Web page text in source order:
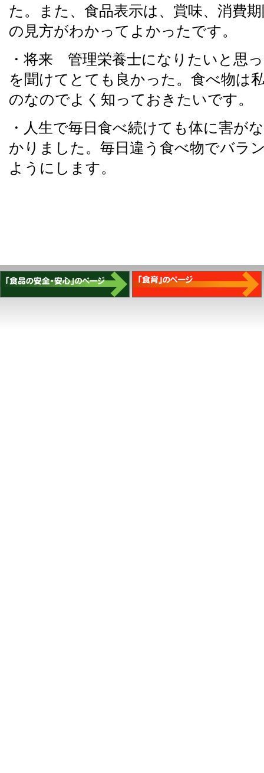
た。また、食品表示は、賞味、消費
の見方がわかってよかったです。
・将来 管理栄養士になりたいと思
を聞けてとても良かった。食べ物は
のなのでよく知っておきたいです。
・人生で毎日食べ続けても体に害が
かりました。毎日違う食べ物でバラ
ようにします。